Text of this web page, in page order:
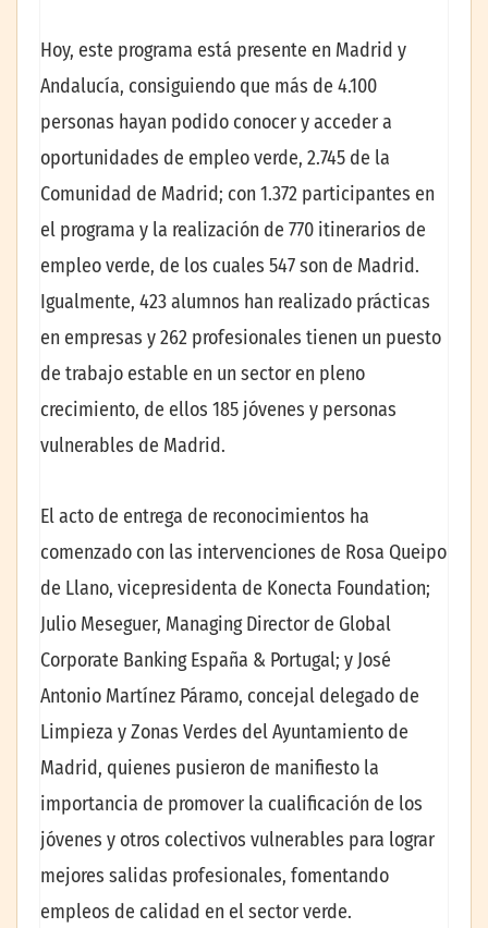
Hoy, este programa está presente en Madrid y
Andalucía, consiguiendo que más de 4.100
personas hayan podido conocer y acceder a
oportunidades de empleo verde, 2.745 de la
Comunidad de Madrid; con 1.372 participantes en
el programa y la realización de 770 itinerarios de
empleo verde, de los cuales 547 son de Madrid.
Igualmente, 423 alumnos han realizado prácticas
en empresas y 262 profesionales tienen un puesto
de trabajo estable en un sector en pleno
crecimiento, de ellos 185 jóvenes y personas
vulnerables de Madrid.
El acto de entrega de reconocimientos ha
comenzado con las intervenciones de Rosa Queipo
de Llano, vicepresidenta de Konecta Foundation;
Julio Meseguer, Managing Director de Global
Corporate Banking España & Portugal; y José
Antonio Martínez Páramo, concejal delegado de
Limpieza y Zonas Verdes del Ayuntamiento de
Madrid, quienes pusieron de manifiesto la
importancia de promover la cualificación de los
jóvenes y otros colectivos vulnerables para lograr
mejores salidas profesionales, fomentando
empleos de calidad en el sector verde.